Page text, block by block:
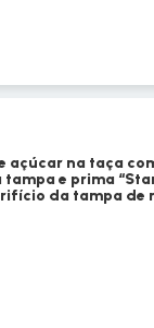
açúcar na taça
tampa e prima
da tampa de